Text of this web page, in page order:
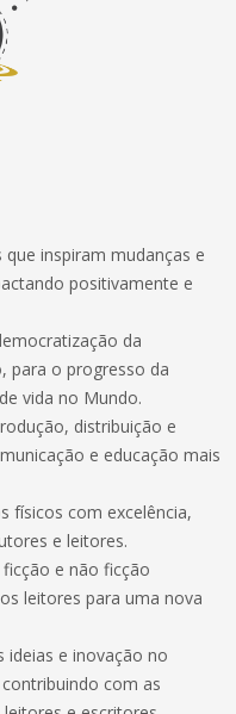
inspiram mudanças e
positivamente e
da
para o progresso da
vida no Mundo.
distribuição e
e educação mais
físicos com excelência,
e leitores.
ficção e não ficção
leitores para uma nova
ideias e inovação no
com as